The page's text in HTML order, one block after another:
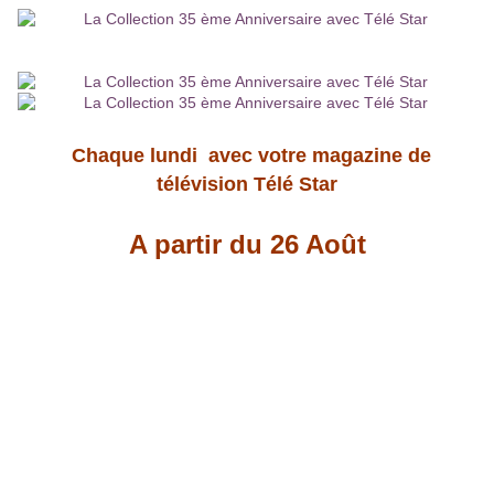
Chaque lundi avec votre magazine de
télévision Télé Star
A partir du 26 Août